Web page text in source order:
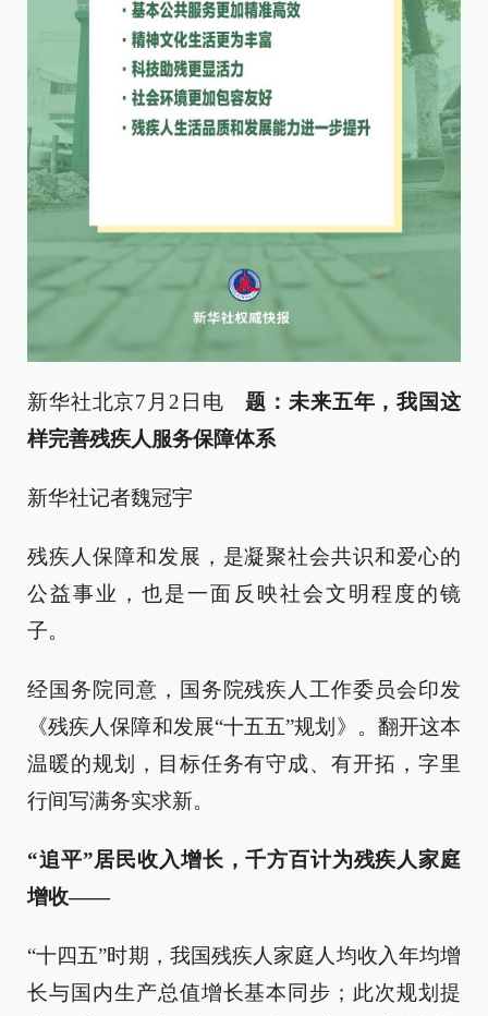
新华社北京7月2日电 题：未来五年，我国这
样完善残疾人服务保障体系
新华社记者魏冠宇
残疾人保障和发展，是凝聚社会共识和爱心的
公益事业，也是一面反映社会文明程度的镜
子。
经国务院同意，国务院残疾人工作委员会印发
《残疾人保障和发展“十五五”规划》。翻开这本
温暖的规划，目标任务有守成、有开拓，字里
行间写满务实求新。
“追平”居民收入增长，千方百计为残疾人家庭
增收——
“十四五”时期，我国残疾人家庭人均收入年均增
长与国内生产总值增长基本同步；此次规划提